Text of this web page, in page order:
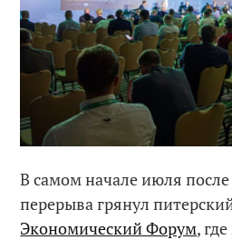
В самом начале июля после
перерыва грянул
Экономический Форум,